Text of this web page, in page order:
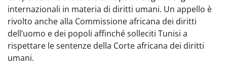
internazionali in materia di diritti umani. Un appello è
rivolto anche alla Commissione africana dei diritti
dell’uomo e dei popoli affinché solleciti Tunisi a
rispettare le sentenze della Corte africana dei diritti
umani.